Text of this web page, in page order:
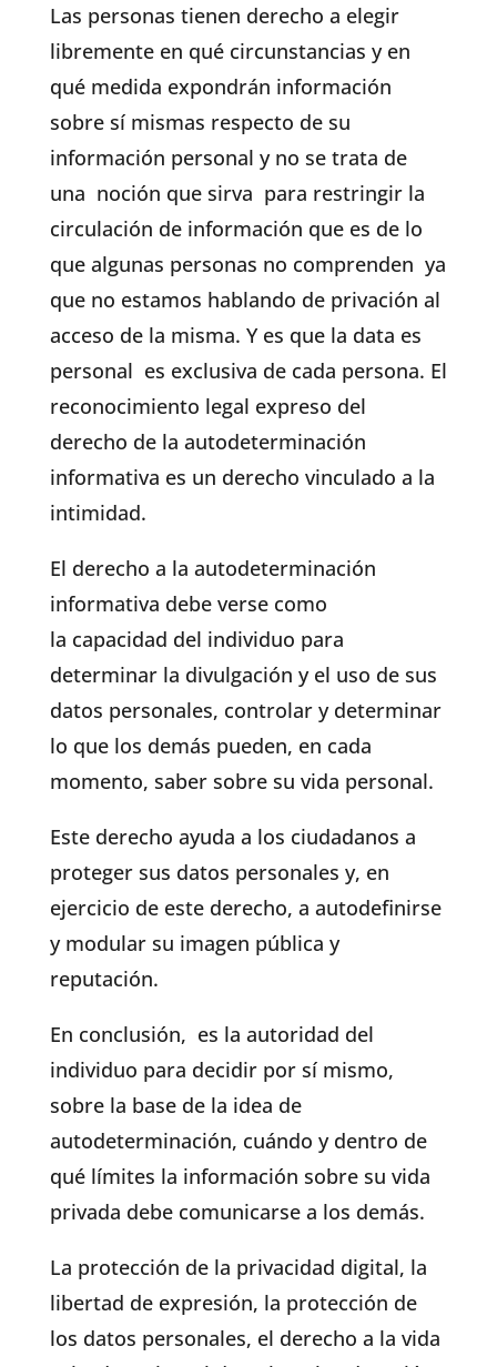
Las personas tienen derecho a elegir
libremente en qué circunstancias y en
qué medida expondrán información
sobre sí mismas respecto de su
información personal y no se trata de
una noción que sirva para restringir la
circulación de información que es de lo
que algunas personas no comprenden ya
que no estamos hablando de privación al
acceso de la misma. Y es que la data es
personal es exclusiva de cada persona. El
reconocimiento legal expreso del
derecho de la autodeterminación
informativa es un derecho vinculado a la
intimidad.
El derecho a la autodeterminación
informativa debe verse como
la capacidad del individuo para
determinar la divulgación y el uso de sus
datos personales, controlar y determinar
lo que los demás pueden, en cada
momento, saber sobre su vida personal.
Este derecho ayuda a los ciudadanos a
proteger sus datos personales y, en
ejercicio de este derecho, a autodefinirse
y modular su imagen pública y
reputación.
En conclusión, es la autoridad del
individuo para decidir por sí mismo,
sobre la base de la idea de
autodeterminación, cuándo y dentro de
qué límites la información sobre su vida
privada debe comunicarse a los demás.
La protección de la privacidad digital, la
libertad de expresión, la protección de
los datos personales, el derecho a la vida